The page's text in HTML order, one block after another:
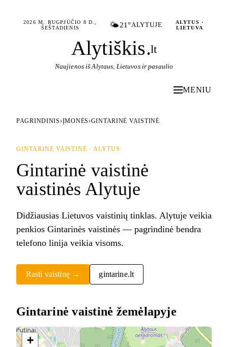
2026 M. RUGPJŪČIO 8 D.,
ŠEŠTADIENIS
🌤️21°ALYTUJE
ALYTUS ·
LIETUVA
Alytiškis.lt
Naujienos iš Alytaus, Lietuvos ir pasaulio
MENIU
PAGRINDINIS ›ĮMONĖS ›GINTARINĖ VAISTINĖ
GINTARINĖ VAISTINĖ · ALYTUS
Gintarinė vaistinė
vaistinės Alytuje
Didžiausias Lietuvos vaistinių tinklas. Alytuje veikia
penkios Gintarinės vaistinės — pagrindinė bendra
telefono linija veikia visoms.
Rasti vaistinę → gintarine.lt
Gintarinė vaistinė žemėlapyje
+